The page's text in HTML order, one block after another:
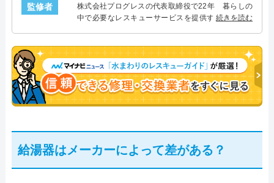
監修者
株式会社プログレスの代表取締役で22年 暮らしの
中で必要なレスキューサービスを提供する株式会社
決。多くのお客様に信頼される「給湯器」のスペシ
ャリスト。
続きを読む
給湯器はメーカーによって差がある？